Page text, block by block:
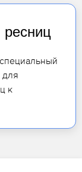
для
к